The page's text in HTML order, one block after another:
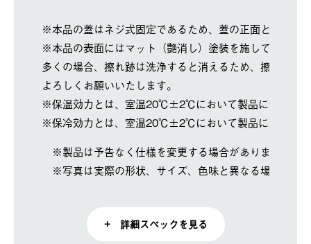
※本品の蓋はネジ式固定であるため、蓋の正面とボトル
※本品の表面にはマット（艶消し）塗装を施しています
多くの場合、擦れ跡は洗浄すると消えるため、擦れ跡が
よろしくお願いいたします。
※保温効力とは、室温20℃±2℃において製品に熱湯を蓋
※保冷効力とは、室温20℃±2℃において製品に冷水を蓋
※製品は予告なく仕様を変更する場合があります。
※写真は実際の形状、サイズ、色味と異なる場合があ
+ 詳細スペックを見る